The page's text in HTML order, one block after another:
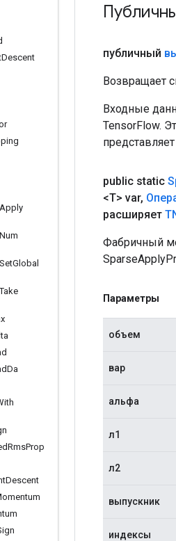
Descent
Apply
Num
SetGlobal
Take
Da
RmsProp
Descent
публичный
Возвращает
Входные
TensorFlow.
public static
<T> var,
расширяет
Фабричный
Параметры
объем
вар
альфа
л1
л2
выпускник
индексы